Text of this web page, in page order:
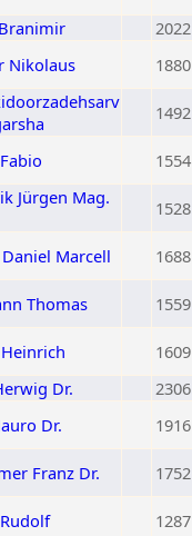
2022
Nikolaus 1880
1492
1554
Jürgen Mag.
1528
Marcell 1688
Thomas 1559
1609
Dr. 2306
Dr. 1916
Franz Dr. 1752
1287